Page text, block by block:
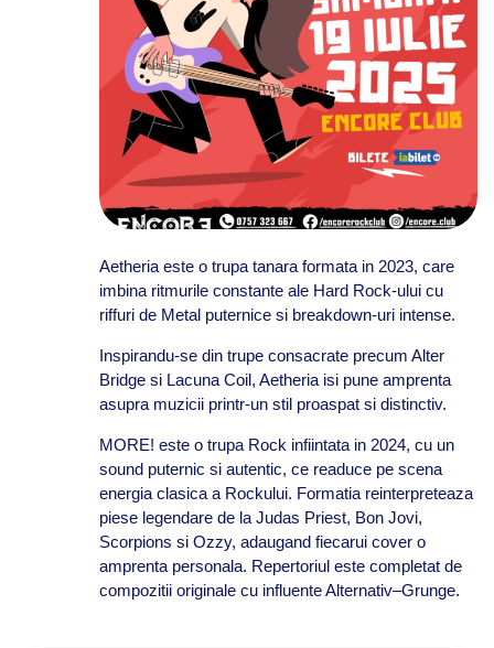
Aetheria este o trupa tanara formata in 2023, care
imbina ritmurile constante ale Hard Rock-ului cu
riffuri de Metal puternice si breakdown-uri intense.
Inspirandu-se din trupe consacrate precum Alter
Bridge si Lacuna Coil, Aetheria isi pune amprenta
asupra muzicii printr-un stil proaspat si distinctiv.
MORE! este o trupa Rock infiintata in 2024, cu un
sound puternic si autentic, ce readuce pe scena
energia clasica a Rockului. Formatia reinterpreteaza
piese legendare de la Judas Priest, Bon Jovi,
Scorpions si Ozzy, adaugand fiecarui cover o
amprenta personala. Repertoriul este completat de
compozitii originale cu influente Alternativ–Grunge.